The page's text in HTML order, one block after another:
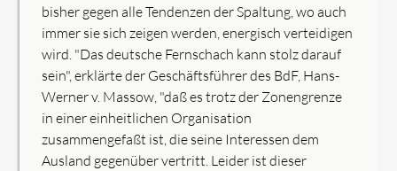
bisher gegen alle Tendenzen der Spaltung, wo auch
immer sie sich zeigen werden, energisch verteidigen
wird. "Das deutsche Fernschach kann stolz darauf
sein", erklärte der Geschäftsführer des BdF, Hans-
Werner v. Massow, "daß es trotz der Zonengrenze
in einer einheitlichen Organisation
zusammengefaßt ist, die seine Interessen dem
Ausland gegenüber vertritt. Leider ist dieser